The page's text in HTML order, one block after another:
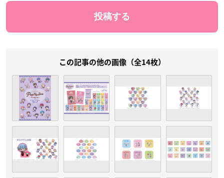
この記事の他の画像（全14枚）